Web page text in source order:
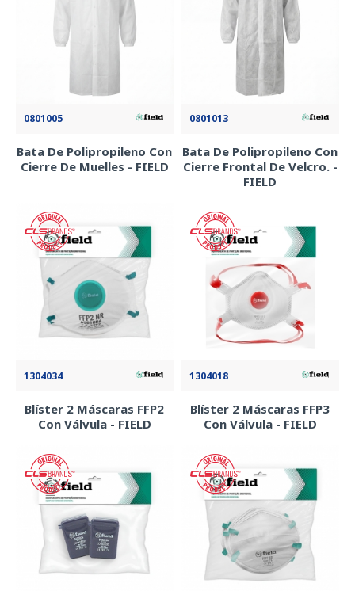
0801005
Bata De Polipropileno Con
Cierre De Muelles - FIELD
0801013
Bata De Polipropileno Con
Cierre Frontal De Velcro. -
FIELD
1304034
Blíster 2 Máscaras FFP2
Con Válvula - FIELD
1304018
Blíster 2 Máscaras FFP3
Con Válvula - FIELD